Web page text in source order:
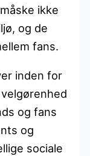
ikke
og de
fans.
inden for
og fans
og
sociale